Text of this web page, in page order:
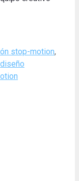
stop-motion,
diseño